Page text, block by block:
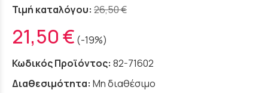
Τιμή καταλόγου: 26,50 €
21,50 € (-19%)
Κωδικός Προϊόντος: 82-71602
Διαθεσιμότητα: Μη διαθέσιμο